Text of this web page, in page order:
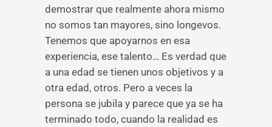
demostrar que realmente ahora mismo
no somos tan mayores, sino longevos.
Tenemos que apoyarnos en esa
experiencia, ese talento… Es verdad que
a una edad se tienen unos objetivos y a
otra edad, otros. Pero a veces la
persona se jubila y parece que ya se ha
terminado todo, cuando la realidad es